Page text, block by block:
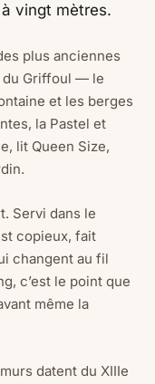
vingt mètres.
plus anciennes
du Griffoul — le
et les berges
la Pastel et
lit Queen Size,
Servi dans le
copieux, fait
changent au fil
c’est le point que
même la
datent du XIIIe